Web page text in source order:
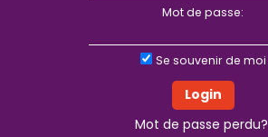
Mot de passe:
Se souvenir de moi
Mot de passe perdu?